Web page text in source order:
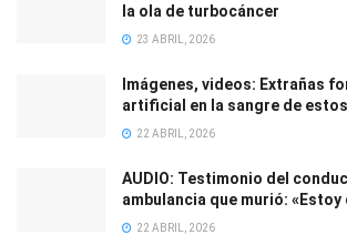
la ola de turbocáncer
23 ABRIL, 2026
Imágenes, videos: Extrañas
artificial en la sangre de
22 ABRIL, 2026
AUDIO: Testimonio del
ambulancia que murió:
22 ABRIL, 2026